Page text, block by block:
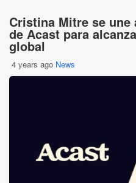
Cristina Mitre se une
de Acast para
global
4 years ago News